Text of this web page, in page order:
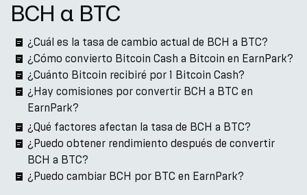
BCH a BTC
¿Cuál es la tasa de cambio actual de BCH a BTC?
¿Cómo convierto Bitcoin Cash a Bitcoin en EarnPark?
¿Cuánto Bitcoin recibiré por 1 Bitcoin Cash?
¿Hay comisiones por convertir BCH a BTC en
EarnPark?
¿Qué factores afectan la tasa de BCH a BTC?
¿Puedo obtener rendimiento después de convertir
BCH a BTC?
¿Puedo cambiar BCH por BTC en EarnPark?